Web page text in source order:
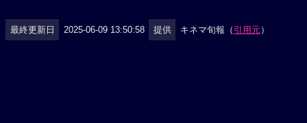
最終更新日 2025-06-09 13:50:58 提供 キネマ旬報（ 引用元）